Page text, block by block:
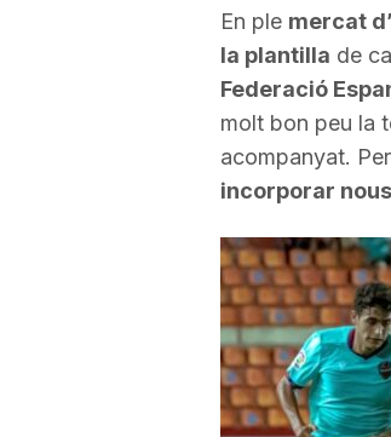
d
e
T
a
r
En ple mercat
la plantilla de
Federació
molt bon peu la
acompanyat.
incorporar